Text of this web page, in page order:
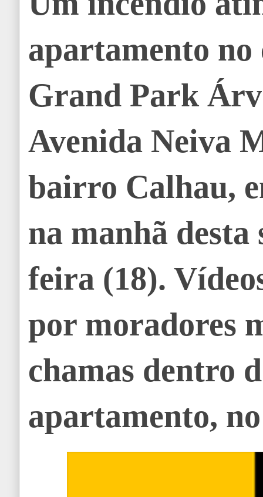
apartamento
Grand Park
Avenida Neiva
bairro Calhau,
na manhã desta
feira (18).
por moradores
chamas dentro
apartamento,